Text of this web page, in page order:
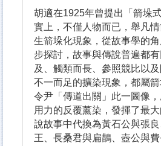
胡適在1925年曾提出「箭垛
實上，不僅人物而已，舉凡
生箭垛化現象，從故事學的
步探討，故事與傳說普遍都
及、觸類而長、參照競比以
不一而足的擴染現象，都屬
令尹「傳道出關」此一圖像
用力的反覆薰染，發揮了最
說故事中代換為黃石公與張
王、長桑君與扁鵲、壺公與